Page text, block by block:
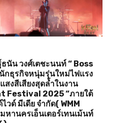
นัน วงศ์เตชะนนท์ “ Boss
กธุรกิจหนุ่มรุ่นใหม่ไฟแรง
สงสีเสียงสุดล้ำในงาน
Festival 2025 “ภายใต้
วด์ มีเดีย จำกัด( WMM
หานครเอ็นเตอร์เทนเม้นท์